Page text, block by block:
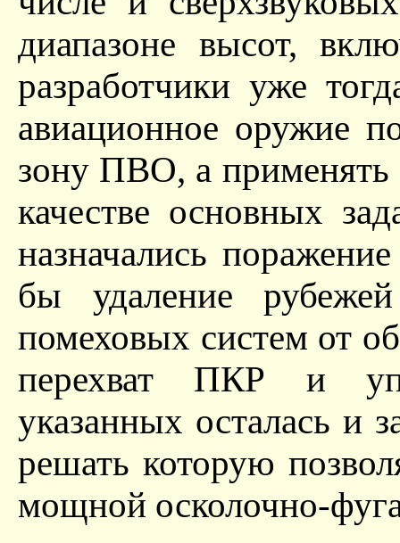
диапазоне высот,
разработчики уже
авиационное оружие
зону ПВО, а применять
качестве основных
назначались
бы удаление
помеховых систем от
перехват ПКР и
указанных осталась и
решать которую
мощной осколочно-